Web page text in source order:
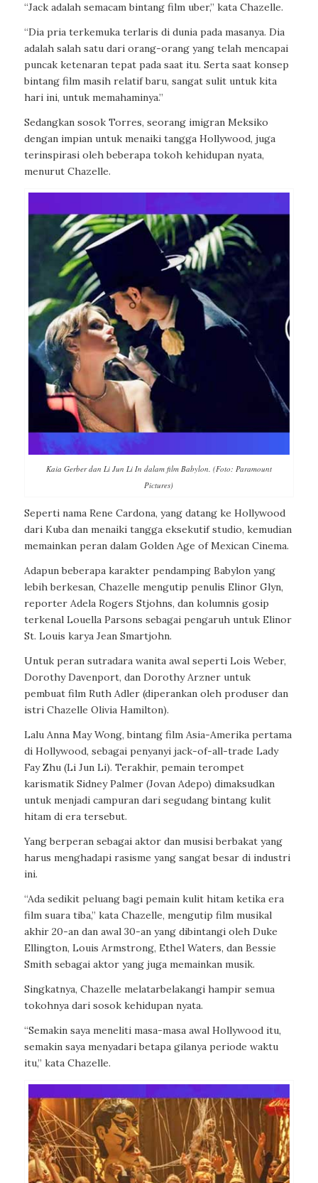
“Jack adalah semacam bintang film uber,” kata Chazelle.
“Dia pria terkemuka terlaris di dunia pada masanya. Dia
adalah salah satu dari orang-orang yang telah mencapai
puncak ketenaran tepat pada saat itu. Serta saat konsep
bintang film masih relatif baru, sangat sulit untuk kita
hari ini, untuk memahaminya.”
Sedangkan sosok Torres, seorang imigran Meksiko
dengan impian untuk menaiki tangga Hollywood, juga
terinspirasi oleh beberapa tokoh kehidupan nyata,
menurut Chazelle.
Kaia Gerber dan Li Jun Li In dalam film Babylon. (Foto: Paramount
Pictures)
Seperti nama Rene Cardona, yang datang ke Hollywood
dari Kuba dan menaiki tangga eksekutif studio, kemudian
memainkan peran dalam Golden Age of Mexican Cinema.
Adapun beberapa karakter pendamping Babylon yang
lebih berkesan, Chazelle mengutip penulis Elinor Glyn,
reporter Adela Rogers Stjohns, dan kolumnis gosip
terkenal Louella Parsons sebagai pengaruh untuk Elinor
St. Louis karya Jean Smartjohn.
Untuk peran sutradara wanita awal seperti Lois Weber,
Dorothy Davenport, dan Dorothy Arzner untuk
pembuat film Ruth Adler (diperankan oleh produser dan
istri Chazelle Olivia Hamilton).
Lalu Anna May Wong, bintang film Asia-Amerika pertama
di Hollywood, sebagai penyanyi jack-of-all-trade Lady
Fay Zhu (Li Jun Li). Terakhir, pemain terompet
karismatik Sidney Palmer (Jovan Adepo) dimaksudkan
untuk menjadi campuran dari segudang bintang kulit
hitam di era tersebut.
Yang berperan sebagai aktor dan musisi berbakat yang
harus menghadapi rasisme yang sangat besar di industri
ini.
“Ada sedikit peluang bagi pemain kulit hitam ketika era
film suara tiba,” kata Chazelle, mengutip film musikal
akhir 20-an dan awal 30-an yang dibintangi oleh Duke
Ellington, Louis Armstrong, Ethel Waters, dan Bessie
Smith sebagai aktor yang juga memainkan musik.
Singkatnya, Chazelle melatarbelakangi hampir semua
tokohnya dari sosok kehidupan nyata.
“Semakin saya meneliti masa-masa awal Hollywood itu,
semakin saya menyadari betapa gilanya periode waktu
itu,” kata Chazelle.